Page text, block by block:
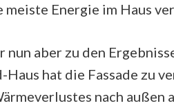
meiste Energie im Haus
nun aber zu den
Haus hat die Fassade zu
nach